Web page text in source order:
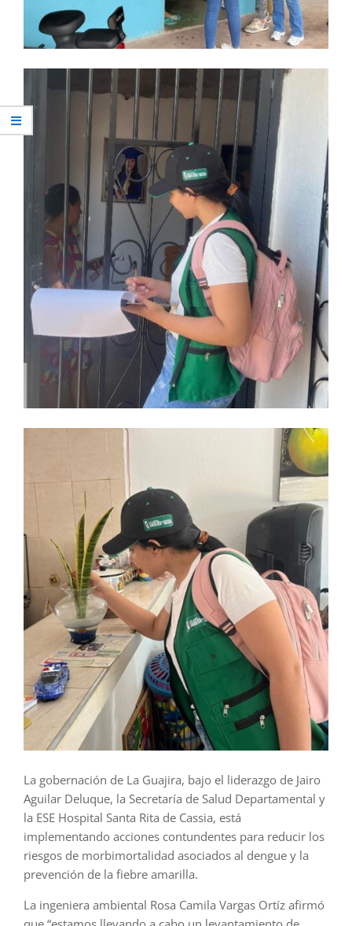
La gobernación de La Guajira, bajo el liderazgo de Jairo
Aguilar Deluque, la Secretaría de Salud Departamental y
la ESE Hospital Santa Rita de Cassia, está
implementando acciones contundentes para reducir los
riesgos de morbimortalidad asociados al dengue y la
prevención de la fiebre amarilla.
La ingeniera ambiental Rosa Camila Vargas Ortíz afirmó